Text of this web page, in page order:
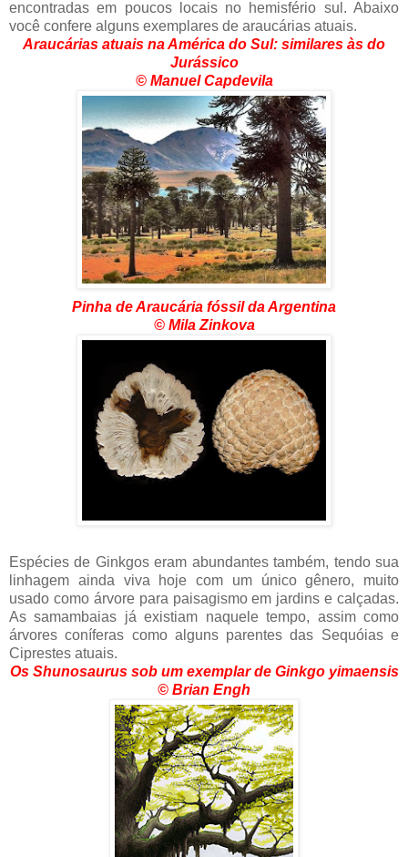
encontradas em poucos locais no hemisfério sul. Abaixo
você confere alguns exemplares de araucárias atuais.
Araucárias atuais na América do Sul: similares às do
Jurássico
© Manuel Capdevila
Pinha de Araucária fóssil da Argentina
© Mila Zinkova
Espécies de Ginkgos eram abundantes também, tendo sua
linhagem ainda viva hoje com um único gênero, muito
usado como árvore para paisagismo em jardins e calçadas.
As samambaias já existiam naquele tempo, assim como
árvores coníferas como alguns parentes das Sequóias e
Ciprestes atuais.
Os Shunosaurus sob um exemplar de Ginkgo yimaensis
© Brian Engh